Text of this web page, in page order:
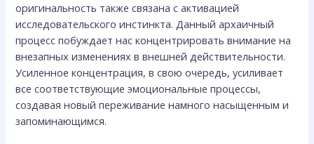
оригинальность также связана с активацией
исследовательского инстинкта. Данный архаичный
процесс побуждает нас концентрировать внимание на
внезапных изменениях в внешней действительности.
Усиленное концентрация, в свою очередь, усиливает
все соответствующие эмоциональные процессы,
создавая новый переживание намного насыщенным и
запоминающимся.